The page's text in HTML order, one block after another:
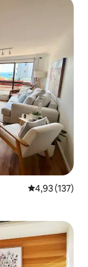
Vidutinis
4,93 (137)